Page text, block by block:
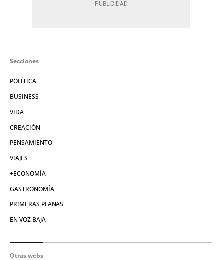
Secciones
POLÍTICA
BUSINESS
VIDA
CREACIÓN
PENSAMIENTO
VIAJES
+ECONOMÍA
GASTRONOMÍA
PRIMERAS PLANAS
EN VOZ BAJA
Otras webs